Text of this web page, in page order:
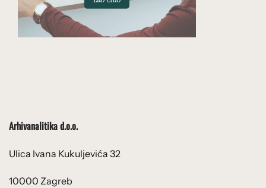
Arhivanalitika d.o.o.
Ulica Ivana Kukuljevića 32
10000 Zagreb